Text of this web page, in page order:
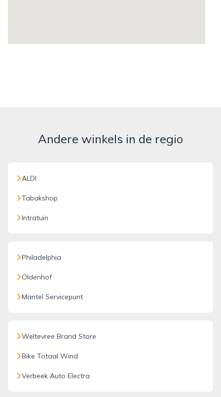
Andere winkels in de regio
ALDI
Tabakshop
Intratuin
Philadelphia
Oldenhof
Mantel Servicepunt
Weltevree Brand Store
Bike Totaal Wind
Verbeek Auto Electra